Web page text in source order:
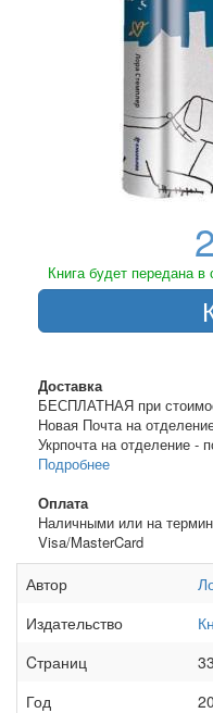
Книга будет передана
Доставка
БЕСПЛАТНАЯ при
Новая Почта на
Укрпочта на отделение -
Подробнее
Оплата
Наличными или на
Visa/MasterCard
Автор
Издательство
Cтраниц
Год